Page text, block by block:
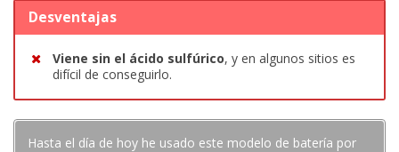
Desventajas
Viene sin el ácido sulfúrico, y en algunos sitios es
difícil de conseguirlo.
Hasta el día de hoy he usado este modelo de batería por